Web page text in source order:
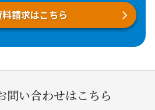
料請求はこちら
問い合わせはこちら